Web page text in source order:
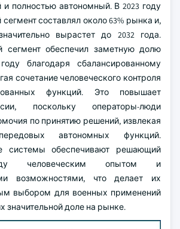
полностью автономный. В 2023 году
составлял около 63% рынка и,
вырастет до 2032 года.
сегмент обеспечил заметную долю
благодаря сбалансированному
сочетание человеческого контроля
функций. Это повышает
поскольку операторы-люди
по принятию решений, извлекая
автономных функций.
системы обеспечивают решающий
человеческим опытом и
возможностями, что делает их
выбором для военных применений
значительной доле на рынке.